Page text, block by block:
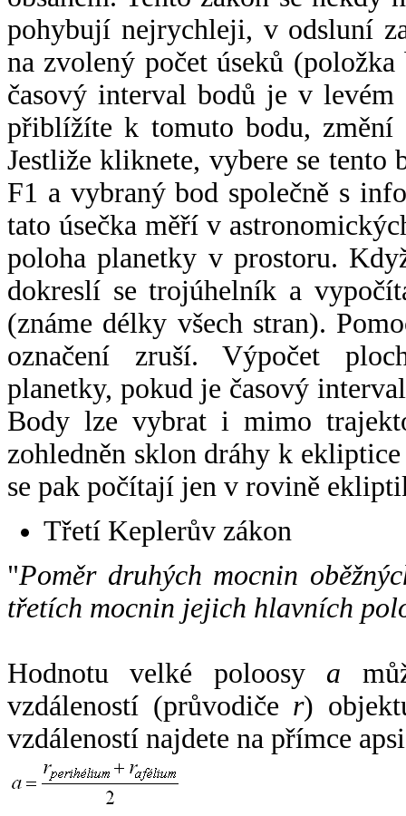
pohybují nejrychleji, v odsluní
na zvolený počet úseků
časový interval bodů je v
přiblížíte k tomuto bodu,
Jestliže kliknete, vybere se tento
F1 a vybraný bod společně s
tato úsečka měří v
poloha planetky v prostoru.
dokreslí se trojúhelník a
(známe délky všech stran).
označení zruší. Výpočet
planetky, pokud je časový
Body lze vybrat i mimo
zohledněn sklon dráhy k
se pak počítají jen v rovině
Třetí Keplerův zákon
"Poměr druhých mocnin
třetích mocnin jejich hlavních
Hodnotu velké poloosy a
vzdáleností (průvodiče r)
vzdáleností najdete na přímce